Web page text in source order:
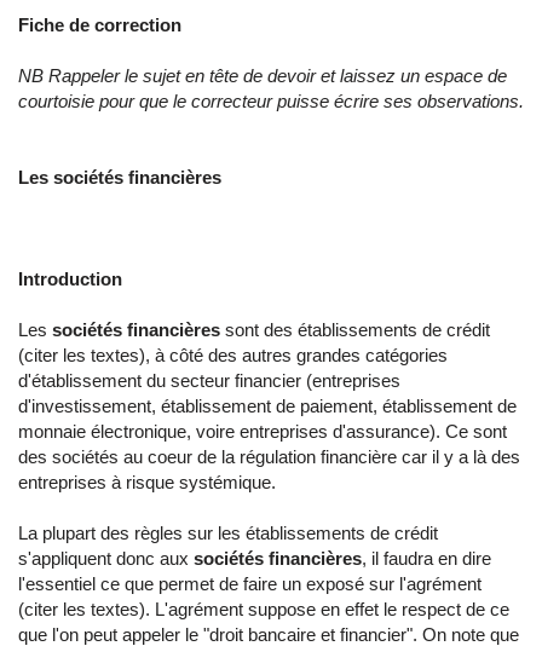
Fiche de correction
NB Rappeler le sujet en tête de devoir et laissez un espace de
courtoisie pour que le correcteur puisse écrire ses observations.
Les sociétés financières
Introduction
Les sociétés financières sont des établissements de crédit
(citer les textes), à côté des autres grandes catégories
d'établissement du secteur financier (entreprises
d'investissement, établissement de paiement, établissement de
monnaie électronique, voire entreprises d'assurance). Ce sont
des sociétés au coeur de la régulation financière car il y a là des
entreprises à risque systémique.
La plupart des règles sur les établissements de crédit
s'appliquent donc aux sociétés financières, il faudra en dire
l'essentiel ce que permet de faire un exposé sur l'agrément
(citer les textes). L'agrément suppose en effet le respect de ce
que l'on peut appeler le "droit bancaire et financier". On note que